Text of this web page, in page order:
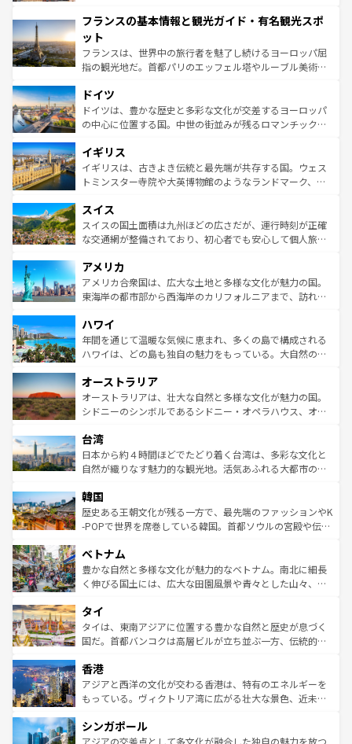
ませてくれるイタリアで、忘れられない旅をしてみよう！
なお、新着のイタリア情報は
しい。
文化が根付くこの国では、情熱的なフラメンコ、熱気あふ
れる闘牛、そして美味しいタパスが生活の一部となってい
る。首都マドリードの洗練された雰囲気や、バルセロナの
アートに溢れた街角から、地方では古代ローマ遺跡や中世
せる。地方によって風土や気候が異なるスペインはその個
性で訪れる人を魅了する。 なお、新着のスペイン情報は コ
ンテンツ一覧を参照してほしい。
フランスの基本情報と観光ガイド・有名観光スポ
ット
フランスは、世界中の旅行者を魅了し続けるヨーロッパ屈
指の観光地だ。首都パリのエッフェル塔やルーブル美術館
で、幅広い魅力が詰まっている。華麗な宮殿、歴史的な大
聖堂、美しいビーチ、そして豊かな自然が、訪れる者を心
から魅了する。また、フランスは美食の国としても知ら
いる。シャンパンの発祥地であるランス、プロヴァンスの
香り高いラベンダー畑など、多彩な楽しみ方が可能だ。さ
らに、パリ以外の地域にも魅力が溢れており、どの街角に
れる地方に足を運ぶとそれぞれで全く異なる文化を体験で
きるだろう。 なお、新着のフランス情報はコンテンツ一覧
を参照してほしい。
ドイツ
ドイツは、豊かな歴史と多彩な文化が交差するヨーロッパ
の中心に位置する国。中世の街並みが残るロマンチック街
顔を持つこの国は、どこを歩いても飽きることがない。ベ
ルリンの文化的活気、バイエルン州のアルプスの絶景、そ
してライン川沿いのワイン畑といった風景は必見。ビール
は、お酒好きな人にはぜひ体験してほしい。 なお、新着の
ドイツ情報はコンテンツ一覧を参照してほしい。
イギリス
イギリスは、古きよき伝統と最先端が共存する国。ウェス
トミンスター寺院や大英博物館のようなランドマーク、歴
リアごとに異なる魅力がある。また、優雅なアフタヌーン
ティー、ビール好きにはたまらない英国パブ、サッカー観
戦など、本場だからこそできる体験も豊富。イギリスを旅
ンツ一覧を参照してほしい。
スイス
スイスの国土面積は九州ほどの広さだが、運行時刻が正確
な交通網が整備されており、初心者でも安心して個人旅行
の建物がそのまま残る町や、スイスならではのユニークな
博物館もあり、アルプス観光だけでなく町歩きも満喫する
ことができる。国民の所得が高いため物価も高いが、旅行
ば市内交通費無料で観光を楽しむこともできる。 なお、新
着のスイス情報はコンテンツ一覧 を参照してほしい。
アメリカ
アメリカ合衆国は、広大な土地と多様な文化が魅力の国。
東海岸の都市部から西海岸のカリフォルニアまで、訪れる
のような巨大都市は、観光、ショッピング、エンターテイ
ンメントが詰まった刺激的なスポットだ。一方、アメリカ
西部には大自然が広がり、グランドキャニオンやイエロー
部のニューオーリンズでは、音楽と美食が融合した独特の
文化が魅力。旅行者はアメリカの各地域で異なる魅力を楽
しみながら、その多様性と豊かな歴史を感じることができ
ならではの贅沢な旅のスタイルだ。 なお、新着のアメリカ
情報はコンテンツ一覧を参照してほしい。
ハワイ
年間を通じて温暖な気候に恵まれ、多くの島で構成される
ハワイは、どの島も独自の魅力をもっている。大自然の神
ワイ島は見逃せない。また、定番の観光地といえばオアフ
島だが、静かな自然を求めるならマウイ島やカウアイ島が
おすすめ。エメラルドグリーンに輝く海をはじめ、豊かな
れるおもてなしの心で訪れる人々を迎えてくれるハワイの
人々、おいしいローカルフードやハワイアンミュージッ
ク、伝統的なフラダンスなど、すべてがハワイの魅力を彩
ワイを、存分に味わってほしい。 なお、新着のハワイ情報
はコンテンツ一覧を参照してほしい。
オーストラリア
オーストラリアは、壮大な自然と多様な文化が魅力の国。
シドニーのシンボルであるシドニー・オペラハウス、オー
リアリーフや大陸中央部にそびえるウルル（エアーズロッ
ク）、タスマニアの美しい原生林やケアンズの熱帯雨林な
ど、見どころがたくさん。また、カフェやワイン、オージ
いる。アクティビティも充実しており、サーフィンやダイ
ビング、ハイキングなど、アウトドア好きにはたまらな
い。オーストラリアの多彩な魅力を存分に味わいつくそ
参照してほしい。
台湾
日本から約４時間ほどでたどり着く台湾は、多彩な文化と
自然が織りなす魅力的な観光地。活気あふれる大都市の台
ン）、静ひつな山岳地帯である台湾東部など、都市の喧騒
と山間の静けさが共存しており、訪れる人に新しい発見と
驚きをもたらしてくれる。また、奥深い台湾の食文化も魅
容にもいいと評判のスイーツなど、バラエティ豊かな料理
が味わえる。 なお、新着の台湾情報は コンテンツ一覧を参
照してほしい。
韓国
歴史ある王朝文化が残る一方で、最先端のファッションやK
-POPで世界を席巻している韓国。首都ソウルの宮殿や伝統
き、地方に足を延ばせば四季折々の自然美を楽しむことが
できる。そして、キムチや焼肉、絶品のストリートフード
まで、さまざまな韓国料理が待っている。夜には、韓国な
リティに包まれながら、韓国の多彩な魅力を心ゆくまで味
わってみてほしい。 なお、新着の韓国情報はコンテンツ一
覧を参照してほしい。
ベトナム
豊かな自然と多様な文化が魅力的なベトナム。南北に細長
く伸びる国土には、広大な田園風景や青々とした山々、世
急速な発展と共に伝統が息づく。ハノイの古い町並みやホ
ーチミン市のフランス統治時代の建物も、独特の雰囲気を
醸し出している。また、バラエティの豊かさとおいしさで
とつ。フォーやバインミー、ベトナムコーヒーなどは、ぜ
ひ現地で味わいたい。どの地域を訪れてもあたたかい人々
が旅行者を迎えてくれるので、きっと忘れられない旅にな
参照してほしい。
タイ
タイは、東南アジアに位置する豊かな自然と歴史が息づく
国だ。首都バンコクは高層ビルが立ち並ぶ一方、伝統的な
の活気が交差している。北部ではチェンマイなどの山岳地
帯で自然と触れ合い、南部ではプーケットやクラビの美し
いビーチでリゾート気分を楽しむことができる。タイ料理
激する。気候は一年中温暖で、どの季節にも異なる楽しみ
が待っている。親しみやすいタイの人々、仏教を中心とし
香港
アジアと西洋の文化が交わる香港は、特有のエネルギーを
もっている。ヴィクトリア湾に広がる壮大な景色、近未来
み、どこを訪れても感動するはず。観光スポットが密集し
ており、効率よく見どころを回れるのも魅力。息をのむよ
シンガポール
アジアの交差点として多文化が融合した独自の魅力を放つ